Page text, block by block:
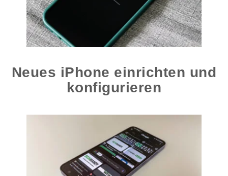
Neues iPhone einrichten und
konfigurieren